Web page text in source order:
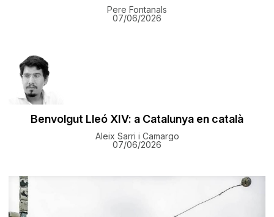
Pere Fontanals
07/06/2026
Benvolgut Lleó XIV: a Catalunya en català
Aleix Sarri i Camargo
07/06/2026